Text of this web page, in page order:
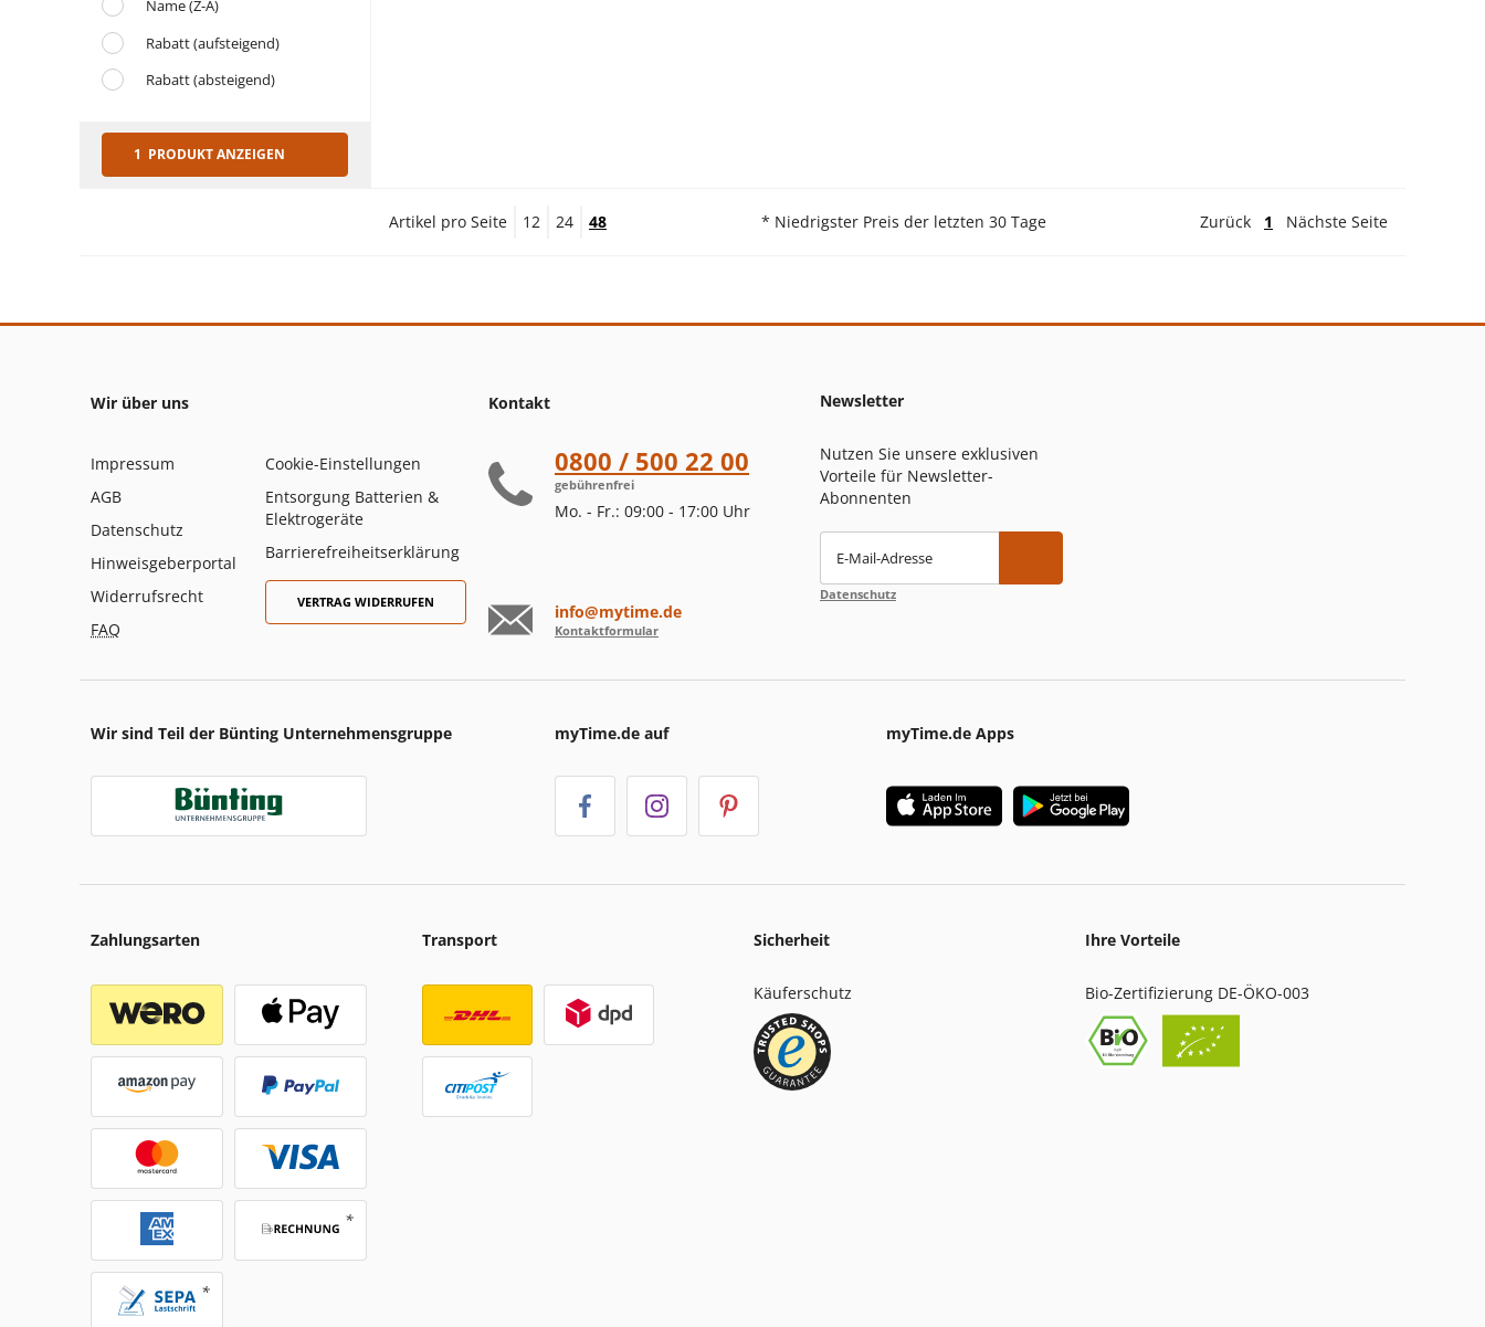
Name (Z-A)
Rabatt (aufsteigend)
Rabatt (absteigend)
1 PRODUKT ANZEIGEN
Artikel pro Seite 12 24 48 * Niedrigster Preis der letzten 30 Tage Zurück 1 Nächste Seite
Wir über uns
Impressum
AGB
Datenschutz
Hinweisgeberportal
Widerrufsrecht
FAQ
Cookie-Einstellungen
Entsorgung Batterien &
Elektrogeräte
Barrierefreiheitserklärung
VERTRAG WIDERRUFEN
Kontakt
0800 / 500 22 00
gebührenfrei
Mo. - Fr.: 09:00 - 17:00 Uhr
info@mytime.de
Kontaktformular
Newsletter
Nutzen Sie unsere exklusiven
Vorteile für Newsletter-
Abonnenten
E-Mail-Adresse
Datenschutz
Wir sind Teil der Bünting Unternehmensgruppe myTime.de auf myTime.de Apps
Zahlungsarten Transport Sicherheit
Käuferschutz
Ihre Vorteile
Bio-Zertifizierung DE-ÖKO-003